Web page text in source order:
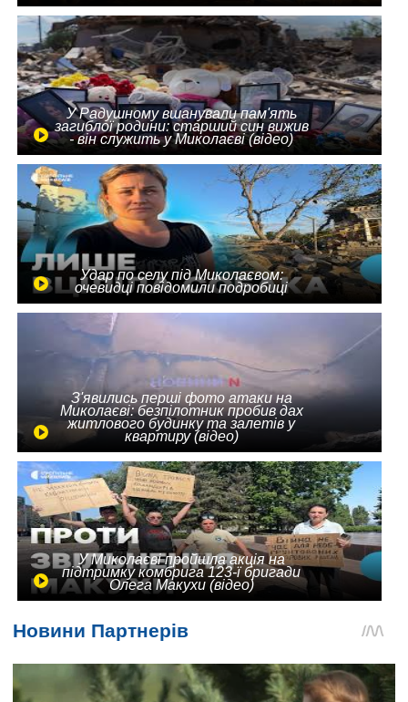
У Радушному вшанували пам'ять
загиблої родини: старший син вижив
- він служить у Миколаєві (відео)
Удар по селу під Миколаєвом:
очевидці повідомили подробиці
З'явились перші фото атаки на
Миколаєві: безпілотник пробив дах
житлового будинку та залетів у
квартиру (відео)
У Миколаєві пройшла акція на
підтримку комбрига 123-ї бригади
Олега Макухи (відео)